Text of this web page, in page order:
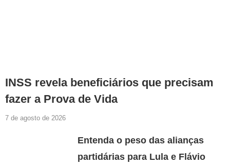
INSS revela beneficiários que precisam
fazer a Prova de Vida
7 de agosto de 2026
Entenda o peso das alianças
partidárias para Lula e Flávio